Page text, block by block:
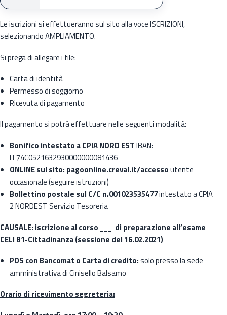
Le iscrizioni si effettueranno sul sito alla voce ISCRIZIONI,
selezionando AMPLIAMENTO.
Si prega di allegare i file:
Carta di identità
Permesso di soggiorno
Ricevuta di pagamento
Il pagamento si potrà effettuare nelle seguenti modalità:
Bonifico intestato a CPIA NORD ESTIBAN:
IT74C0521632930000000081436
ONLINE sul sito: pagoonline.creval.it/accessoutente
occasionale (seguire istruzioni)
Bollettino postale sul C/C n.001023535477intestato a CPIA
2 NORDEST Servizio Tesoreria
CAUSALE: iscrizione al corso ___ di preparazione all’esame
CELI B1-Cittadinanza (sessione del 16.02.2021)
POS con Bancomat o Carta di credito:solo presso la sede
amministrativa di Cinisello Balsamo
Orario di ricevimento segreteria: